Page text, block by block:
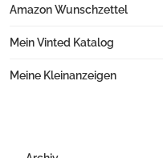
Amazon Wunschzettel
Mein Vinted Katalog
Meine Kleinanzeigen